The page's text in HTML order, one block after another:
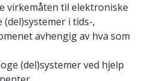
virkemåten til elektroniske
i tids-,
avhengig av hva som
(del)systemer ved hjelp